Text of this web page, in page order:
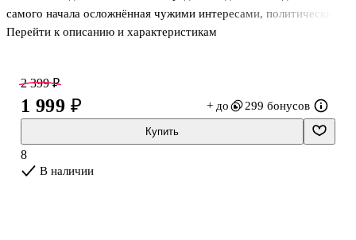
самого начала осложнённая чужими интересами, политическими
договорённостями и старыми обязательствами. Магия здесь
на собственное будущее приходится отстаивать. Рядом
существуют мир людей, драконы и закрытый мир тианов, где
свобода для полукровки почти недостижима, поэтому
романтическая линия развивается прямо внутри интриги, а не
отдельно от не
Перейти к описанию и характеристикам
2 399 ₽
1 999 ₽ + до 299 бонусов
Купить
8
В наличии